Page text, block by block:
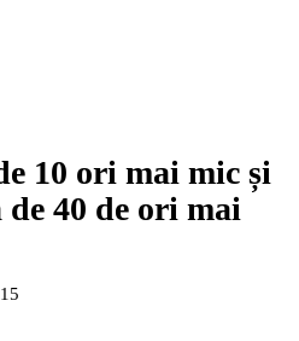
10 ori mai mic și
40 de ori mai